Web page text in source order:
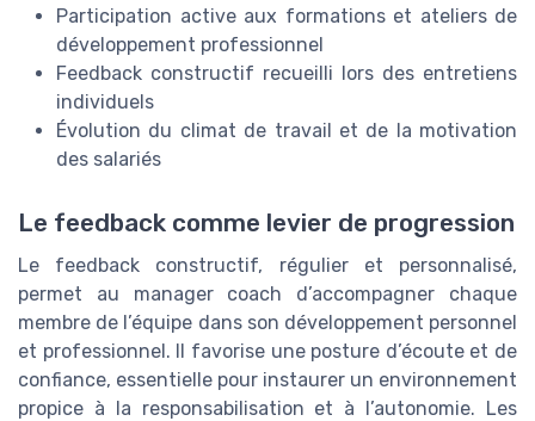
Participation active aux formations et ateliers de
développement professionnel
Feedback constructif recueilli lors des entretiens
individuels
Évolution du climat de travail et de la motivation
des salariés
Le feedback comme levier de progression
Le feedback constructif, régulier et personnalisé,
permet au manager coach d’accompagner chaque
membre de l’équipe dans son développement personnel
et professionnel. Il favorise une posture d’écoute et de
confiance, essentielle pour instaurer un environnement
propice à la responsabilisation et à l’autonomie. Les